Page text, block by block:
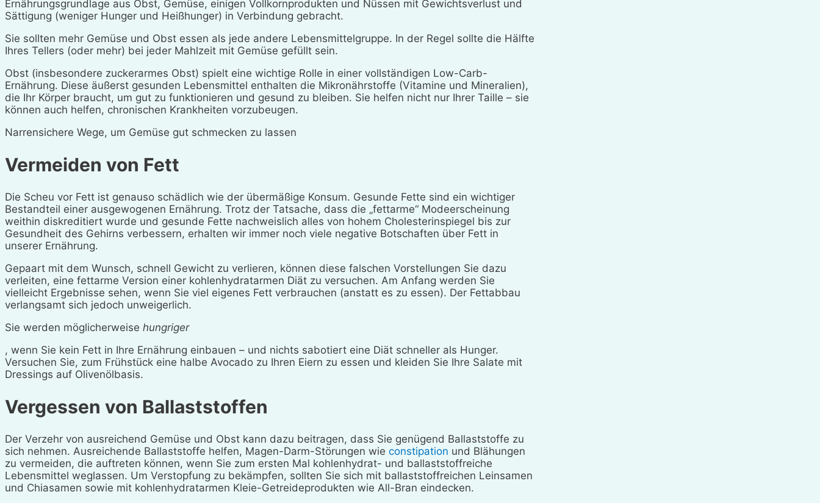
Ernährungsgrundlage aus Obst, Gemüse, einigen Vollkornprodukten und Nüssen mit Gewichtsverlust und
Sättigung (weniger Hunger und Heißhunger) in Verbindung gebracht.
Sie sollten mehr Gemüse und Obst essen als jede andere Lebensmittelgruppe. In der Regel sollte die Hälfte
Ihres Tellers (oder mehr) bei jeder Mahlzeit mit Gemüse gefüllt sein.
Obst (insbesondere zuckerarmes Obst) spielt eine wichtige Rolle in einer vollständigen Low-Carb-
Ernährung. Diese äußerst gesunden Lebensmittel enthalten die Mikronährstoffe (Vitamine und Mineralien),
die Ihr Körper braucht, um gut zu funktionieren und gesund zu bleiben. Sie helfen nicht nur Ihrer Taille – sie
können auch helfen, chronischen Krankheiten vorzubeugen.
Narrensichere Wege, um Gemüse gut schmecken zu lassen
Vermeiden von Fett
Die Scheu vor Fett ist genauso schädlich wie der übermäßige Konsum. Gesunde Fette sind ein wichtiger
Bestandteil einer ausgewogenen Ernährung. Trotz der Tatsache, dass die „fettarme“ Modeerscheinung
weithin diskreditiert wurde und gesunde Fette nachweislich alles von hohem Cholesterinspiegel bis zur
Gesundheit des Gehirns verbessern, erhalten wir immer noch viele negative Botschaften über Fett in
unserer Ernährung.
Gepaart mit dem Wunsch, schnell Gewicht zu verlieren, können diese falschen Vorstellungen Sie dazu
verleiten, eine fettarme Version einer kohlenhydratarmen Diät zu versuchen. Am Anfang werden Sie
vielleicht Ergebnisse sehen, wenn Sie viel eigenes Fett verbrauchen (anstatt es zu essen). Der Fettabbau
verlangsamt sich jedoch unweigerlich.
Sie werden möglicherweise hungriger
, wenn Sie kein Fett in Ihre Ernährung einbauen – und nichts sabotiert eine Diät schneller als Hunger.
Versuchen Sie, zum Frühstück eine halbe Avocado zu Ihren Eiern zu essen und kleiden Sie Ihre Salate mit
Dressings auf Olivenölbasis.
Vergessen von Ballaststoffen
Der Verzehr von ausreichend Gemüse und Obst kann dazu beitragen, dass Sie genügend Ballaststoffe zu
sich nehmen. Ausreichende Ballaststoffe helfen, Magen-Darm-Störungen wie constipation und Blähungen
zu vermeiden, die auftreten können, wenn Sie zum ersten Mal kohlenhydrat- und ballaststoffreiche
Lebensmittel weglassen. Um Verstopfung zu bekämpfen, sollten Sie sich mit ballaststoffreichen Leinsamen
und Chiasamen sowie mit kohlenhydratarmen Kleie-Getreideprodukten wie All-Bran eindecken.